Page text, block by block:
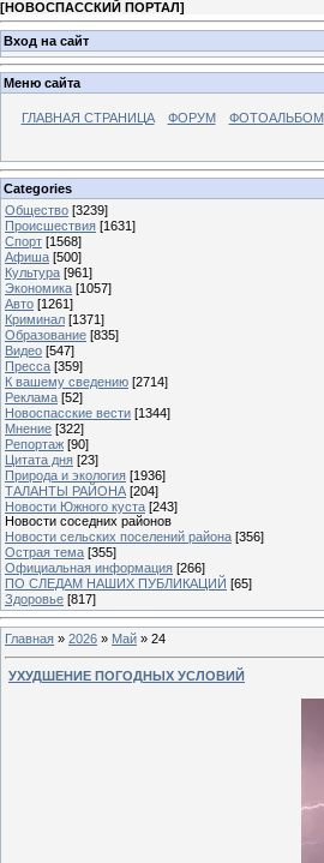
[НОВОСПАССКИЙ ПОРТАЛ]
Вход на сайт
Меню сайта
ГЛАВНАЯ СТРАНИЦА ФОРУМ ФОТОАЛЬБОМ
Categories
Общество [3239]
Происшествия [1631]
Спорт [1568]
Афиша [500]
Культура [961]
Экономика [1057]
Авто [1261]
Криминал [1371]
Образование [835]
Видео [547]
Пресса [359]
К вашему сведению [2714]
Реклама [52]
Новоспасские вести [1344]
Мнение [322]
Репортаж [90]
Цитата дня [23]
Природа и экология [1936]
ТАЛАНТЫ РАЙОНА [204]
Новости Южного куста [243]
Новости соседних районов
Новости сельских поселений района [356]
Острая тема [355]
Официальная информация [266]
ПО СЛЕДАМ НАШИХ ПУБЛИКАЦИЙ [65]
Здоровье [817]
Главная » 2026 » Май » 24
УХУДШЕНИЕ ПОГОДНЫХ УСЛОВИЙ